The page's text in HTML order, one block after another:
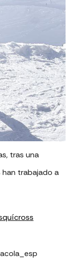
tras una
han trabajado a